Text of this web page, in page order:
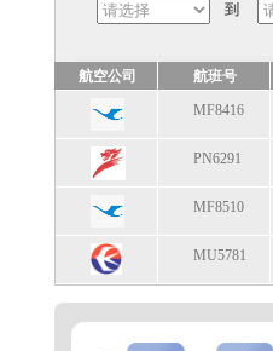
到
航空公司 航班号
MF8416
PN6291
MF8510
MU5781